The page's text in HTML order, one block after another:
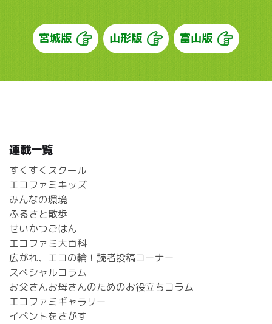
宮城版 山形版 富山版
連載一覧
すくすくスクール
エコファミキッズ
みんなの環境
ふるさと散歩
せいかつごはん
エコファミ大百科
広がれ、エコの輪！読者投稿コーナー
スペシャルコラム
お父さんお母さんのためのお役立ちコラム
エコファミギャラリー
イベントをさがす